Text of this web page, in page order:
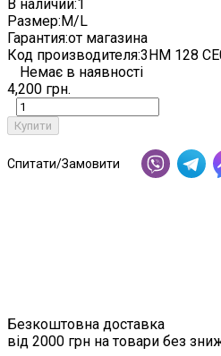
В наличии:1
Размер:M/L
Гарантия:от магазина
Код производителя:3HM 128
Немає в наявності
4,200 грн.
Купити
Спитати/Замовити
Безкоштовна доставка
від 2000 грн на товари без